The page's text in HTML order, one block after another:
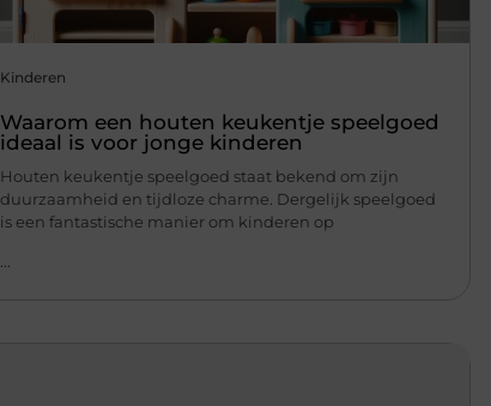
Kinderen
Waarom een houten keukentje speelgoed
ideaal is voor jonge kinderen
Houten keukentje speelgoed staat bekend om zijn
duurzaamheid en tijdloze charme. Dergelijk speelgoed
is een fantastische manier om kinderen op
...